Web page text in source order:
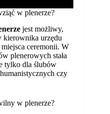
w plenerze?
jest możliwy,
kierownika urzędu
ceremonii. W
plenerowych stała
tylko dla ślubów
czy
w plenerze?